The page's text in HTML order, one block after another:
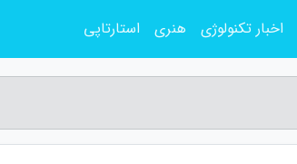
اخبار تکنولوژی هنری استارتاپی